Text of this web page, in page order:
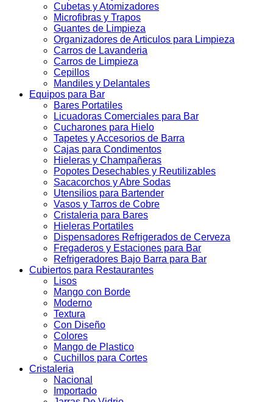
Cubetas y Atomizadores
Microfibras y Trapos
Guantes de Limpieza
Organizadores de Articulos para Limpieza
Carros de Lavanderia
Carros de Limpieza
Cepillos
Mandiles y Delantales
Equipos para Bar
Bares Portatiles
Licuadoras Comerciales para Bar
Cucharones para Hielo
Tapetes y Accesorios de Barra
Cajas para Condimentos
Hieleras y Champañeras
Popotes Desechables y Reutilizables
Sacacorchos y Abre Sodas
Utensilios para Bartender
Vasos y Tarros de Cobre
Cristaleria para Bares
Hieleras Portatiles
Dispensadores Refrigerados de Cerveza
Fregaderos y Estaciones para Bar
Refrigeradores Bajo Barra para Bar
Cubiertos para Restaurantes
Lisos
Mango con Borde
Moderno
Textura
Con Diseño
Colores
Mango de Plastico
Cuchillos para Cortes
Cristaleria
Nacional
Importado